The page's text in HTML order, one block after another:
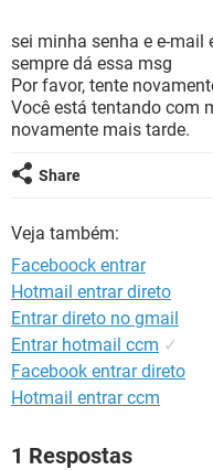
GUIA DE COMPRAS
INSTAGRAM
GUIA DE COMPRAS
sei minha senha e e-
sempre dá essa msg
Por favor, tente
Você está tentando com
novamente mais tarde.
Share
Veja também:
Faceboock entrar
Hotmail entrar direto
Entrar direto no gmail
Entrar hotmail ccm ✓
Facebook entrar direto
Hotmail entrar ccm
1 Respostas